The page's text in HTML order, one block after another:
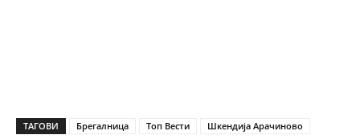
ТАГОВИ Брегалница Топ Вести Шкендија Арачиново